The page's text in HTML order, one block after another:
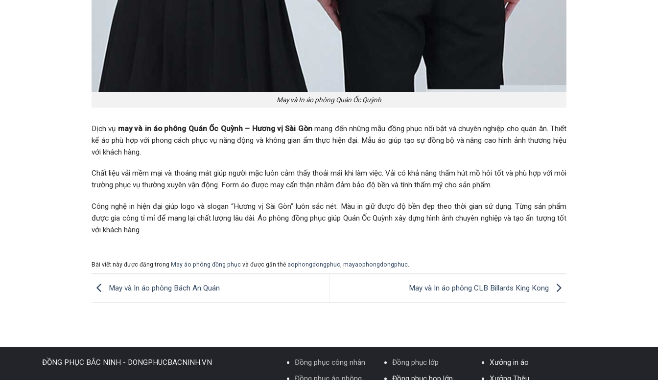
May và In áo phông Quán Ốc Quỳnh
Dịch vụ may và in áo phông Quán Ốc Quỳnh – Hương vị Sài Gònmang đến những mẫu đồng phục nổi bật và chuyên nghiệp cho quán ăn. Thiết
kế áo phù hợp với phong cách phục vụ năng động và không gian ẩm thực hiện đại. Mẫu áo giúp tạo sự đồng bộ và nâng cao hình ảnh thương hiệu
với khách hàng.
Chất liệu vải mềm mại và thoáng mát giúp người mặc luôn cảm thấy thoải mái khi làm việc. Vải có khả năng thấm hút mồ hôi tốt và phù hợp với môi
trường phục vụ thường xuyên vận động. Form áo được may cẩn thận nhằm đảm bảo độ bền và tính thẩm mỹ cho sản phẩm.
Công nghệ in hiện đại giúp logo và slogan “Hương vị Sài Gòn” luôn sắc nét. Màu in giữ được độ bền đẹp theo thời gian sử dụng. Từng sản phẩm
được gia công tỉ mỉ để mang lại chất lượng lâu dài. Áo phông đồng phục giúp Quán Ốc Quỳnh xây dựng hình ảnh chuyên nghiệp và tạo ấn tượng tốt
với khách hàng.
Bài viết này được đăng trong May áo phông đồng phục và được gắn thẻ aophongdongphuc mayaophongdongphuc
May và In áo phông Bách An Quán May và In áo phông CLB Billards King Kong
ĐỒNG PHỤC BẮC NINH - DONGPHUCBACNINH.VN
Đồng phục công nhân
Đồng phục lớp
Xưởng in áo